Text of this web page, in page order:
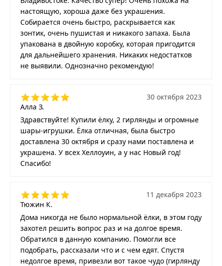
настоящую, хороша даже без украшения.
Собирается очень быстро, раскрывается как
зонтик, очень пушистая и никакого запаха. Была
упакована в двойную коробку, которая пригодится
для дальнейшего хранения. Никаких недостатков
не выявили. Однозначно рекомендую!
Алла З.
30 октября 2023
Здравствуйте! Купили ёлку, 2 гирлянды и огромные
шары-игрушки. Ёлка отличная, была быстро
доставлена 30 октября и сразу нами поставлена и
украшена. У всех Хеллоуин, а у нас Новый год!
Спасибо!
Тюжин К.
11 декабря 2023
Дома никогда не было нормальной ёлки, в этом году
захотел решить вопрос раз и на долгое время.
Обратился в данную компанию. Помогли все
подобрать, рассказали что и с чем едят. Спустя
недолгое время, привезли вот такое чудо (гирлянду